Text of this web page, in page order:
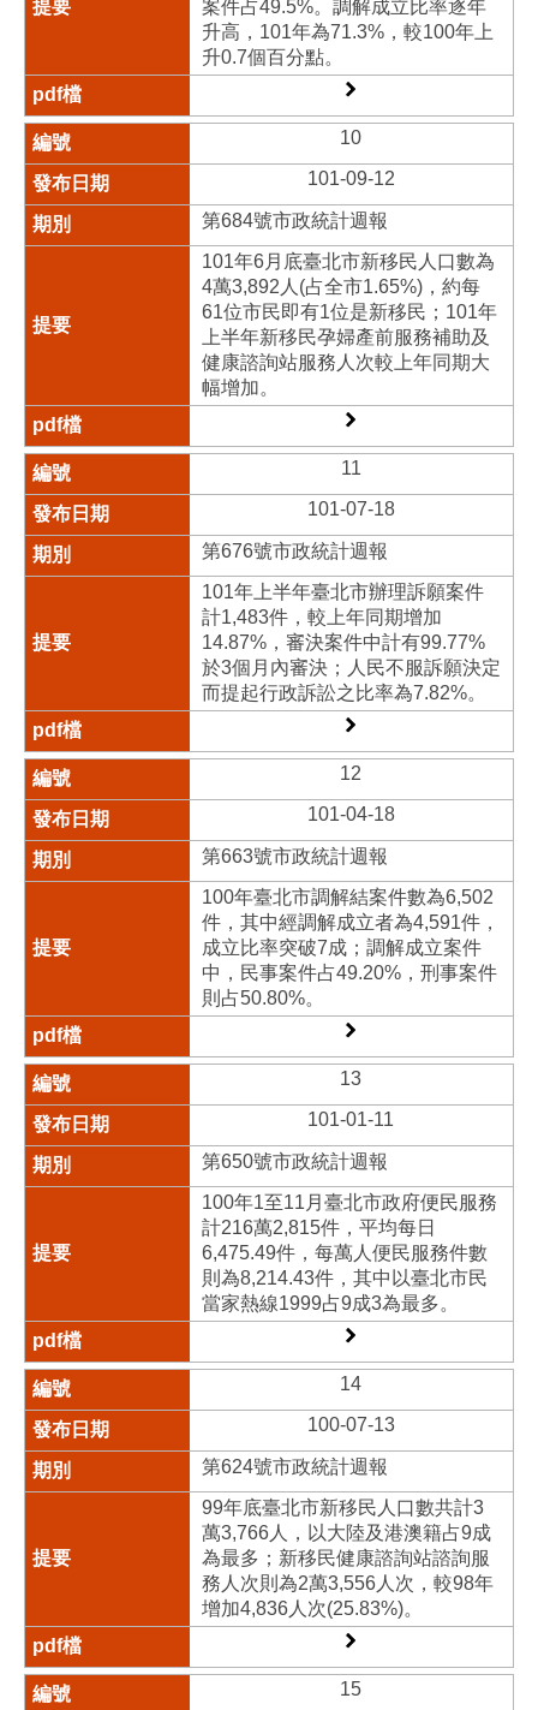
案件占49.5%。調解成立比率逐年
升高，101年為71.3%，較100年上
升0.7個百分點。
10
101-09-12
第684號市政統計週報
101年6月底臺北市新移民人口數為
4萬3,892人(占全市1.65%)，約每
61位市民即有1位是新移民；101年
上半年新移民孕婦產前服務補助及
健康諮詢站服務人次較上年同期大
幅增加。
11
101-07-18
第676號市政統計週報
101年上半年臺北市辦理訴願案件
計1,483件，較上年同期增加
14.87%，審決案件中計有99.77%
於3個月內審決；人民不服訴願決定
而提起行政訴訟之比率為7.82%。
12
101-04-18
第663號市政統計週報
100年臺北市調解結案件數為6,502
件，其中經調解成立者為4,591件，
成立比率突破7成；調解成立案件
中，民事案件占49.20%，刑事案件
則占50.80%。
13
101-01-11
第650號市政統計週報
100年1至11月臺北市政府便民服務
計216萬2,815件，平均每日
6,475.49件，每萬人便民服務件數
則為8,214.43件，其中以臺北市民
當家熱線1999占9成3為最多。
14
100-07-13
第624號市政統計週報
99年底臺北市新移民人口數共計3
萬3,766人，以大陸及港澳籍占9成
為最多；新移民健康諮詢站諮詢服
務人次則為2萬3,556人次，較98年
增加4,836人次(25.83%)。
15